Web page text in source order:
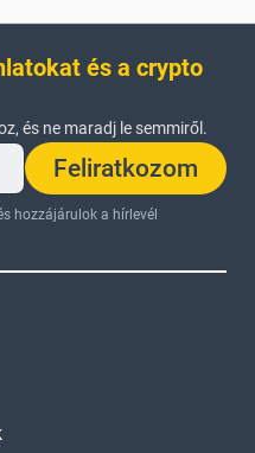
és a crypto
és ne maradj le semmiről.
Feliratkozom
hozzájárulok a hírlevél